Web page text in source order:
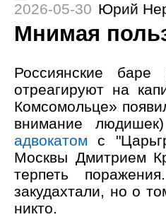
2026-05-30 Юрий
Мнимая
Россиянские
отреагируют на
Комсомольце»
внимание
адвокатом с
Москвы Дмитрием
терпеть
закудахтали, но о
никто.